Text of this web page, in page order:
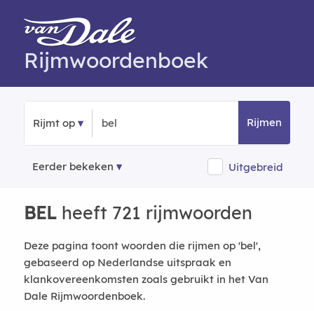
Rijmwoordenboek
Rijmt op Rijmen
Eerder bekeken Uitgebreid
BELheeft 721 rijmwoorden
Deze pagina toont woorden die rijmen op 'bel',
gebaseerd op Nederlandse uitspraak en
klankovereenkomsten zoals gebruikt in het Van
Dale Rijmwoordenboek.